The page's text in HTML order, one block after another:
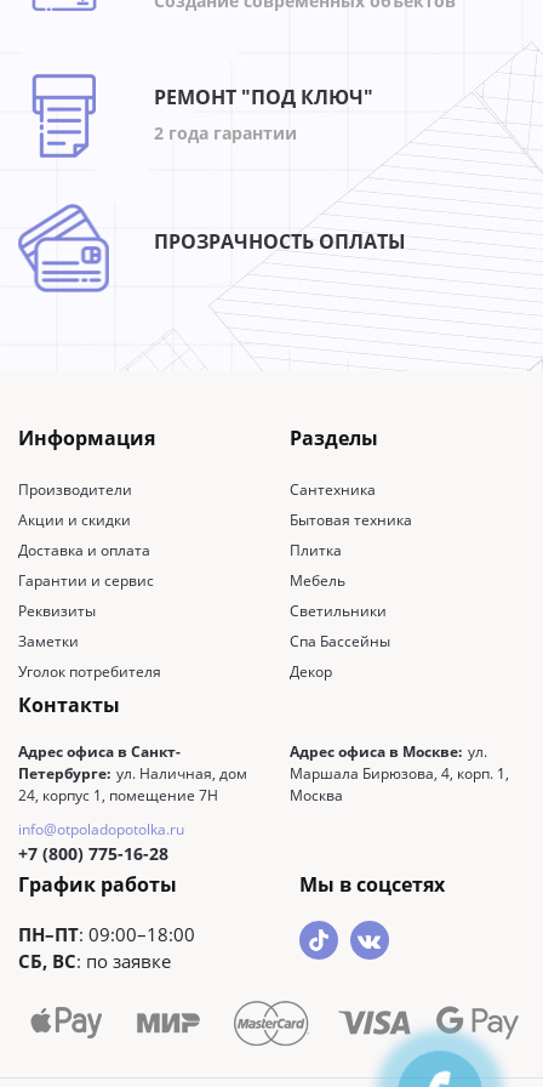
РЕМОНТ "ПОД КЛЮЧ"
2 года гарантии
ПРОЗРАЧНОСТЬ ОПЛАТЫ
Информация
Производители
Акции и скидки
Доставка и оплата
Гарантии и сервис
Реквизиты
Заметки
Уголок потребителя
Разделы
Сантехника
Бытовая техника
Плитка
Мебель
Светильники
Спа Бассейны
Декор
Контакты
Адрес офиса в Санкт-
Петербурге: ул. Наличная, дом
24, корпус 1, помещение 7Н
Адрес офиса в Москве: ул.
Маршала Бирюзова, 4, корп. 1,
Москва
info@otpoladopotolka.ru
+7 (800) 775-16-28
График работы
ПН–ПТ: 09:00–18:00
СБ, ВС: по заявке
Мы в соцсетях